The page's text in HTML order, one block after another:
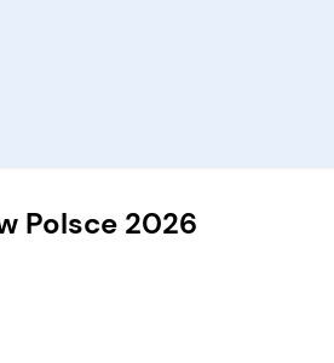
Polsce 2026